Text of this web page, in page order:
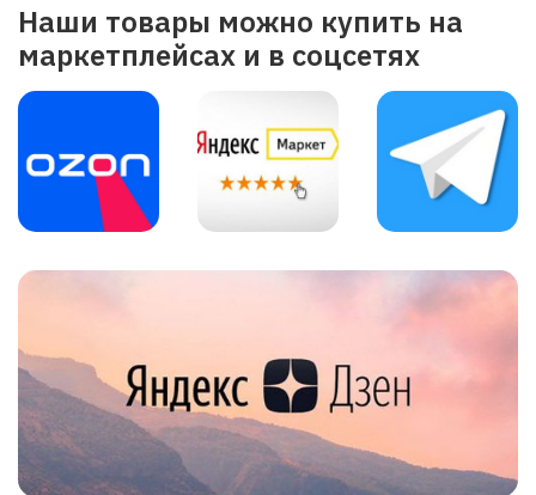
Наши товары можно купить на
маркетплейсах и в соцсетях